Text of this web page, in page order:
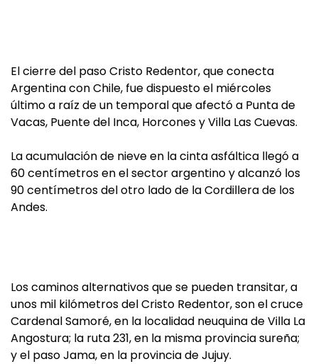
El cierre del paso Cristo Redentor, que conecta
Argentina con Chile, fue dispuesto el miércoles
último a raíz de un temporal que afectó a Punta de
Vacas, Puente del Inca, Horcones y Villa Las Cuevas.
La acumulación de nieve en la cinta asfáltica llegó a
60 centímetros en el sector argentino y alcanzó los
90 centímetros del otro lado de la Cordillera de los
Andes.
Los caminos alternativos que se pueden transitar, a
unos mil kilómetros del Cristo Redentor, son el cruce
Cardenal Samoré, en la localidad neuquina de Villa La
Angostura; la ruta 231, en la misma provincia sureña;
y el paso Jama, en la provincia de Jujuy.